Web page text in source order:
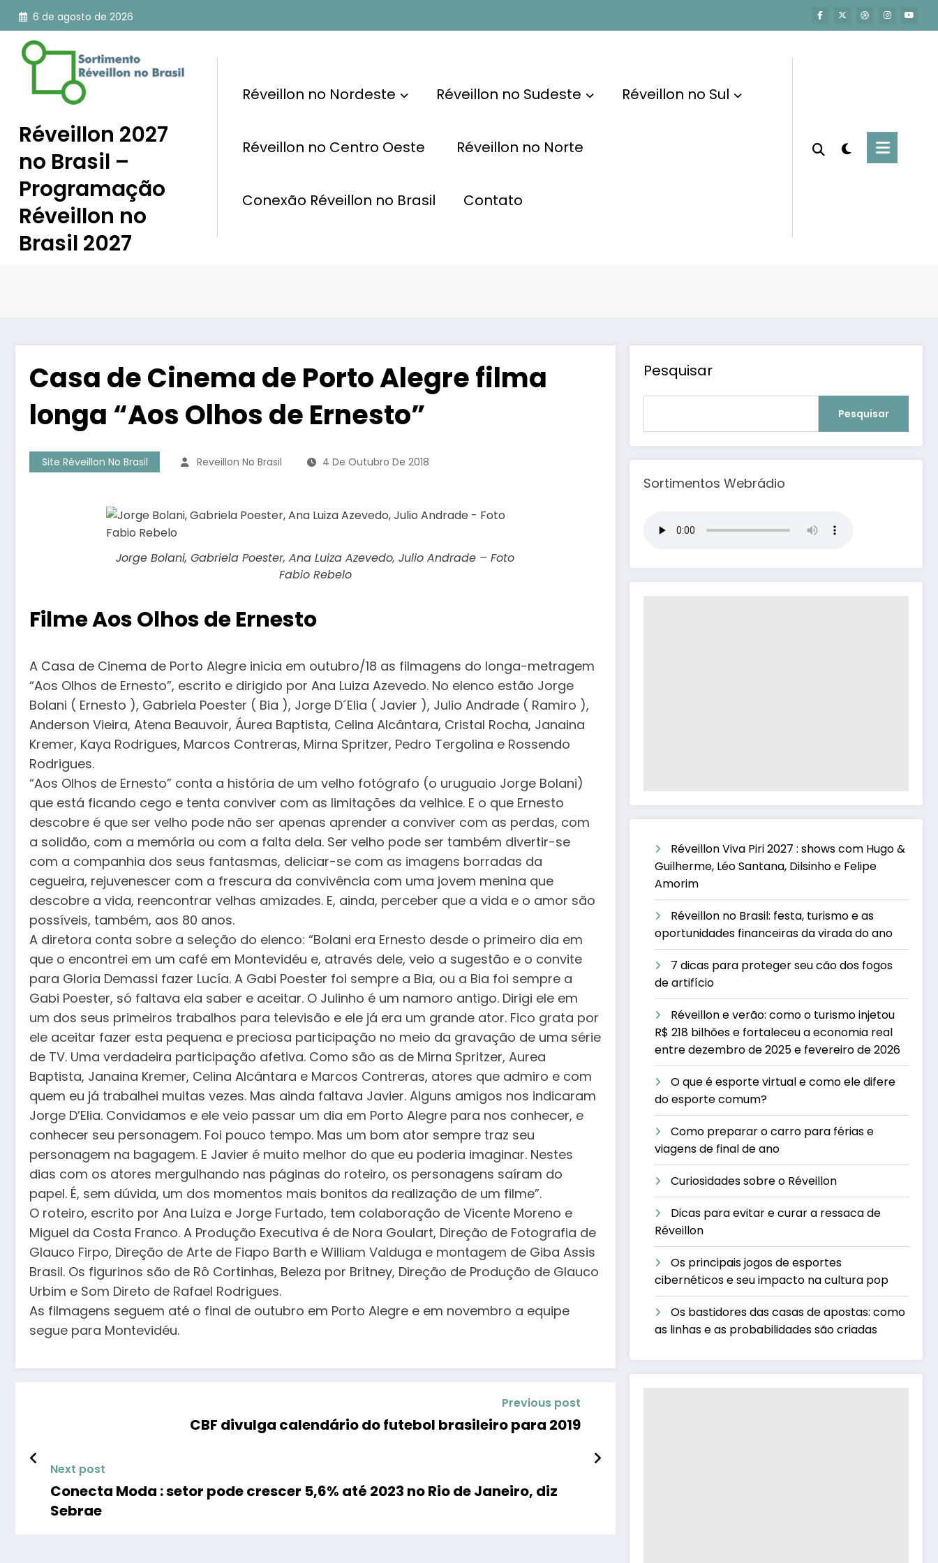
Pular
para
conteúdo
6 de agosto de 2026
Réveillon 2027
no Brasil –
Programação
Réveillon no
Brasil 2027
Réveillon no Nordeste Réveillon no Sudeste Réveillon no Sul
Réveillon no Centro Oeste Réveillon no Norte
Conexão Réveillon no Brasil Contato
Casa de Cinema de Porto Alegre filma
longa “Aos Olhos de Ernesto”
Site Réveillon No Brasil Reveillon No Brasil 4 De Outubro De 2018
Jorge Bolani, Gabriela Poester, Ana Luiza Azevedo, Julio Andrade – Foto
Fabio Rebelo
Filme Aos Olhos de Ernesto
A Casa de Cinema de Porto Alegre inicia em outubro/18 as filmagens do longa-metragem
“Aos Olhos de Ernesto”, escrito e dirigido por Ana Luiza Azevedo. No elenco estão Jorge
Bolani ( Ernesto ), Gabriela Poester ( Bia ), Jorge D´Elia ( Javier ), Julio Andrade ( Ramiro ),
Anderson Vieira, Atena Beauvoir, Áurea Baptista, Celina Alcântara, Cristal Rocha, Janaina
Kremer, Kaya Rodrigues, Marcos Contreras, Mirna Spritzer, Pedro Tergolina e Rossendo
Rodrigues.
“Aos Olhos de Ernesto” conta a história de um velho fotógrafo (o uruguaio Jorge Bolani)
que está ficando cego e tenta conviver com as limitações da velhice. E o que Ernesto
descobre é que ser velho pode não ser apenas aprender a conviver com as perdas, com
a solidão, com a memória ou com a falta dela. Ser velho pode ser também divertir-se
com a companhia dos seus fantasmas, deliciar-se com as imagens borradas da
cegueira, rejuvenescer com a frescura da convivência com uma jovem menina que
descobre a vida, reencontrar velhas amizades. E, ainda, perceber que a vida e o amor são
possíveis, também, aos 80 anos.
A diretora conta sobre a seleção do elenco: “Bolani era Ernesto desde o primeiro dia em
que o encontrei em um café em Montevidéu e, através dele, veio a sugestão e o convite
para Gloria Demassi fazer Lucía. A Gabi Poester foi sempre a Bia, ou a Bia foi sempre a
Gabi Poester, só faltava ela saber e aceitar. O Julinho é um namoro antigo. Dirigi ele em
um dos seus primeiros trabalhos para televisão e ele já era um grande ator. Fico grata por
ele aceitar fazer esta pequena e preciosa participação no meio da gravação de uma série
de TV. Uma verdadeira participação afetiva. Como são as de Mirna Spritzer, Aurea
Baptista, Janaina Kremer, Celina Alcântara e Marcos Contreras, atores que admiro e com
quem eu já trabalhei muitas vezes. Mas ainda faltava Javier. Alguns amigos nos indicaram
Jorge D’Elia. Convidamos e ele veio passar um dia em Porto Alegre para nos conhecer, e
conhecer seu personagem. Foi pouco tempo. Mas um bom ator sempre traz seu
personagem na bagagem. E Javier é muito melhor do que eu poderia imaginar. Nestes
dias com os atores mergulhando nas páginas do roteiro, os personagens saíram do
papel. É, sem dúvida, um dos momentos mais bonitos da realização de um filme”.
O roteiro, escrito por Ana Luiza e Jorge Furtado, tem colaboração de Vicente Moreno e
Miguel da Costa Franco. A Produção Executiva é de Nora Goulart, Direção de Fotografia de
Glauco Firpo, Direção de Arte de Fiapo Barth e William Valduga e montagem de Giba Assis
Brasil. Os figurinos são de Rô Cortinhas, Beleza por Britney, Direção de Produção de Glauco
Urbim e Som Direto de Rafael Rodrigues.
As filmagens seguem até o final de outubro em Porto Alegre e em novembro a equipe
segue para Montevidéu.
Previous post
CBF divulga calendário do futebol brasileiro para 2019
Next post
Conecta Moda : setor pode crescer 5,6% até 2023 no Rio de Janeiro, diz
Sebrae
Pesquisar
Pesquisar
Sortimentos Webrádio
Réveillon Viva Piri 2027 : shows com Hugo &
Guilherme, Léo Santana, Dilsinho e Felipe
Amorim
Réveillon no Brasil: festa, turismo e as
oportunidades financeiras da virada do ano
7 dicas para proteger seu cão dos fogos
de artifício
Réveillon e verão: como o turismo injetou
R$ 218 bilhões e fortaleceu a economia real
entre dezembro de 2025 e fevereiro de 2026
O que é esporte virtual e como ele difere
do esporte comum?
Como preparar o carro para férias e
viagens de final de ano
Curiosidades sobre o Réveillon
Dicas para evitar e curar a ressaca de
Réveillon
Os principais jogos de esportes
cibernéticos e seu impacto na cultura pop
Os bastidores das casas de apostas: como
as linhas e as probabilidades são criadas